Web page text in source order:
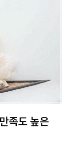
족도 높은